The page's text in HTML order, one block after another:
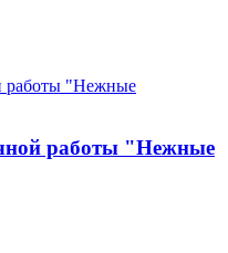
работы "Нежные